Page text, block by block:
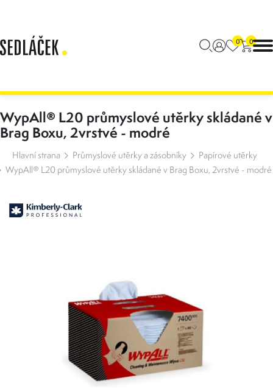
0 0
WypAll® L20 průmyslové utěrky skládané v
Brag Boxu, 2vrstvé - modré
Hlavní strana Průmyslové utěrky a zásobníky
Papírové utěrky
WypAll® L20 průmyslové utěrky skládané v Brag Boxu, 2vrstvé - modré